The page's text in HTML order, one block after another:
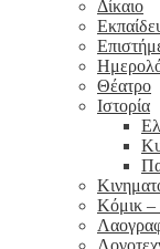
Δίκαιο
Θέατρο
Ιστορία
Κόμικ –